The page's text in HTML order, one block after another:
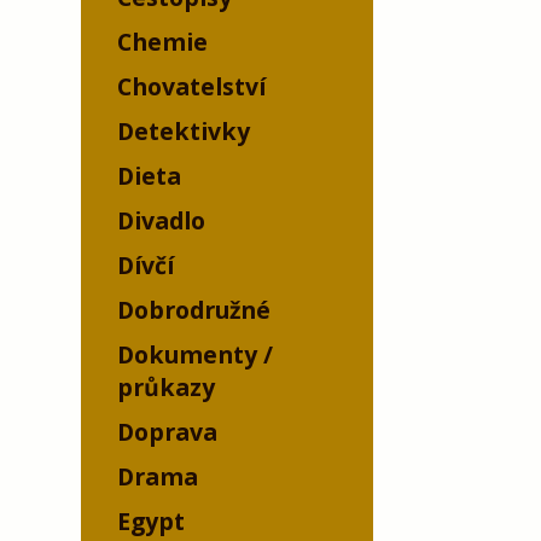
Chemie
Chovatelství
Detektivky
Dieta
Divadlo
Dívčí
Dobrodružné
Dokumenty /
průkazy
Doprava
Drama
Egypt